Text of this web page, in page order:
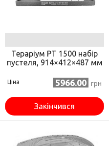
Тераріум PT 1500 набір
пустеля, 914×412×487 мм
Ціна 5966.00 грн
Закінчився